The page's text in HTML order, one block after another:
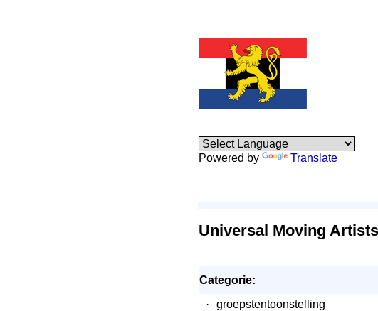
Powered by Translate
Universal Moving
Categorie:
·
groepstentoonstelling